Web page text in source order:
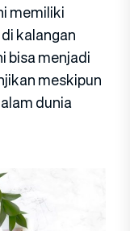
memiliki
kalangan
bisa menjadi
meskipun
dunia